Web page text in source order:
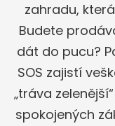
zahradu,
Budete
dát do pucu?
SOS zajistí
„tráva
spokojených